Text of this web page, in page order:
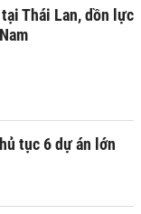
Thái Lan, dồn lực
tục 6 dự án lớn